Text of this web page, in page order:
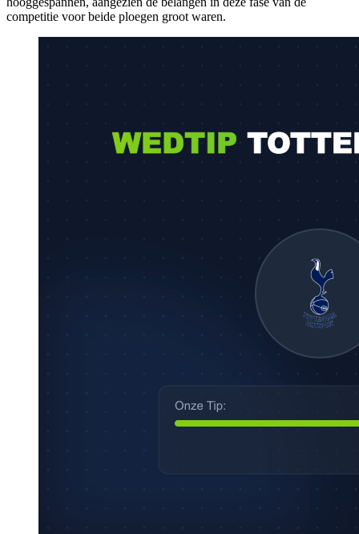
competitie voor beide ploegen groot waren.